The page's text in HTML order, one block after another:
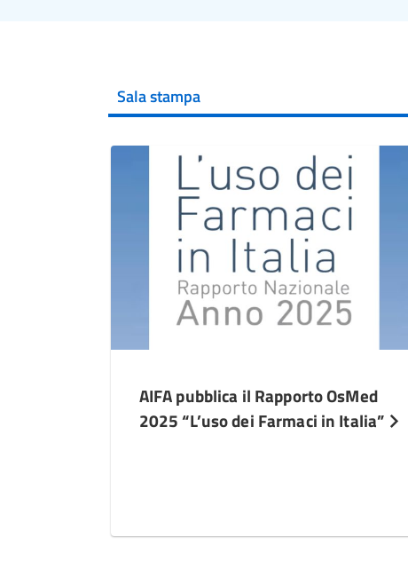
Sala stampa
AIFA pubblica il Rapporto OsMed
2025 “L’uso dei Farmaci in Italia”